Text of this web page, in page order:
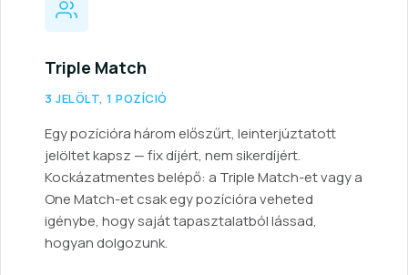
Triple Match
3 JELÖLT, 1 POZÍCIÓ
Egy pozícióra három előszűrt, leinterjúztatott
jelöltet kapsz — fix díjért, nem sikerdíjért.
Kockázatmentes belépő: a Triple Match-et vagy a
One Match-et csak egy pozícióra veheted
igénybe, hogy saját tapasztalatból lássad,
hogyan dolgozunk.